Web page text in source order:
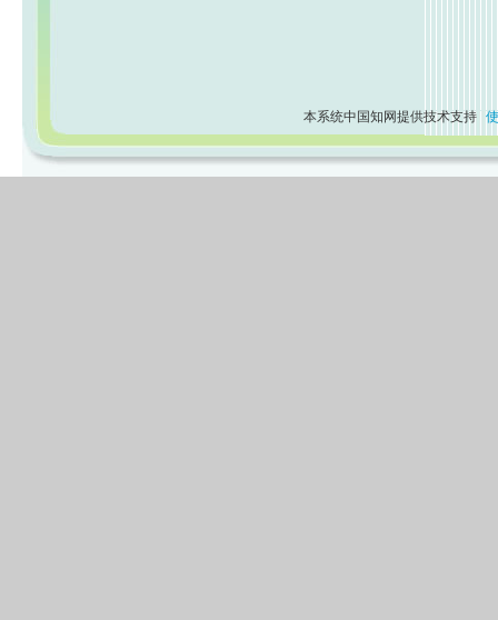
本系统中国知网提供技术支持